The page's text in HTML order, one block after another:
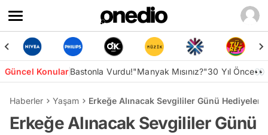
Güncel KonularBastonla Vurdu!"Manyak Mısınız?"30 Yıl Önce👀
Haberler Yaşam Erkeğe Alınacak Sevgililer Günü Hediyeleri
Erkeğe Alınacak Sevgililer Günü